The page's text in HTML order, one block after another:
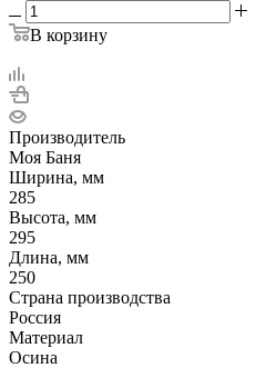
В корзину
Производитель
Моя Баня
Ширина, мм
285
Высота, мм
295
Длина, мм
250
Страна производства
Россия
Материал
Осина